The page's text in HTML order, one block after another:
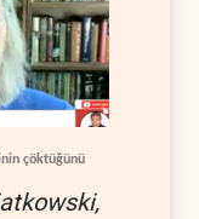
çöktüğünü